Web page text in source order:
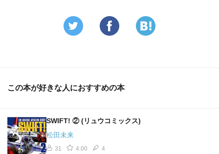
この本が好きな人におすすめの本
SWIFT! ② (リュウコミックス)
松田未来
31 4.00 4